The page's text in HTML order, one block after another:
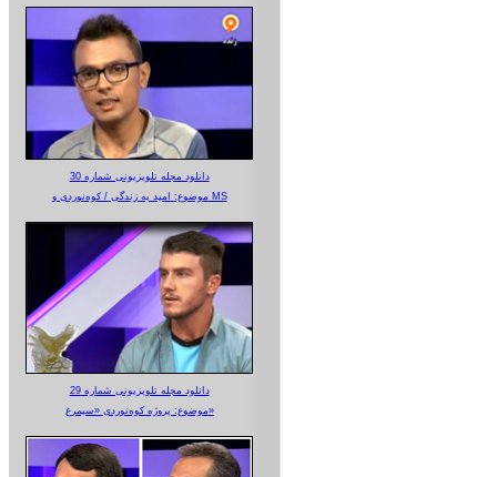
دانلود مجله تلویزیونی شماره 30
موضوع: امید به زندگی / کوه‌نوردی و MS
دانلود مجله تلویزیونی شماره 29
موضوع: پروژه کوه‌نوردی «سیمرغ»